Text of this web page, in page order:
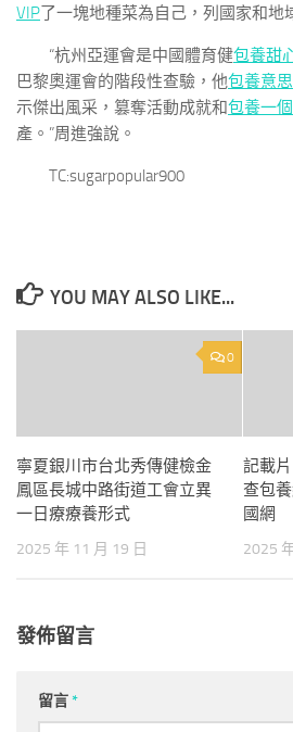
VIP了一塊地種菜為自己，列國家和地
“杭州亞運會是中國體育健包養甜
巴黎奧運會的階段性查驗，他包養意思
示傑出風采，篡奪活動成就和包養一
產。”周進強說。
TC:sugarpopular900
YOU MAY ALSO LIKE...
0
寧夏銀川市台北秀傳健檢金
鳳區長城中路街道工會立異
一日療療養形式
2025 年 11 月 19 日
記載
查包
國網
2025
發佈留言
留言*